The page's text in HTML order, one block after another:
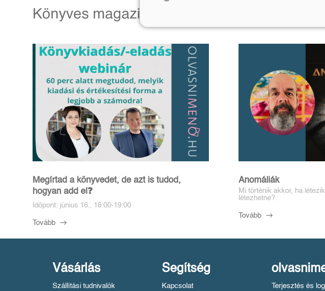
Könyves magazin
Megírtad a könyvedet, de azt is tudod,
hogyan add el❓️
Időpont: június 16., 18:00-19:00
Tovább
Anomáliák
Mi történik akkor, ha
létezhetne?
Tovább
Vásárlás
Szállítási tudnivalók
Segítség
Kapcsolat Terjesztés és